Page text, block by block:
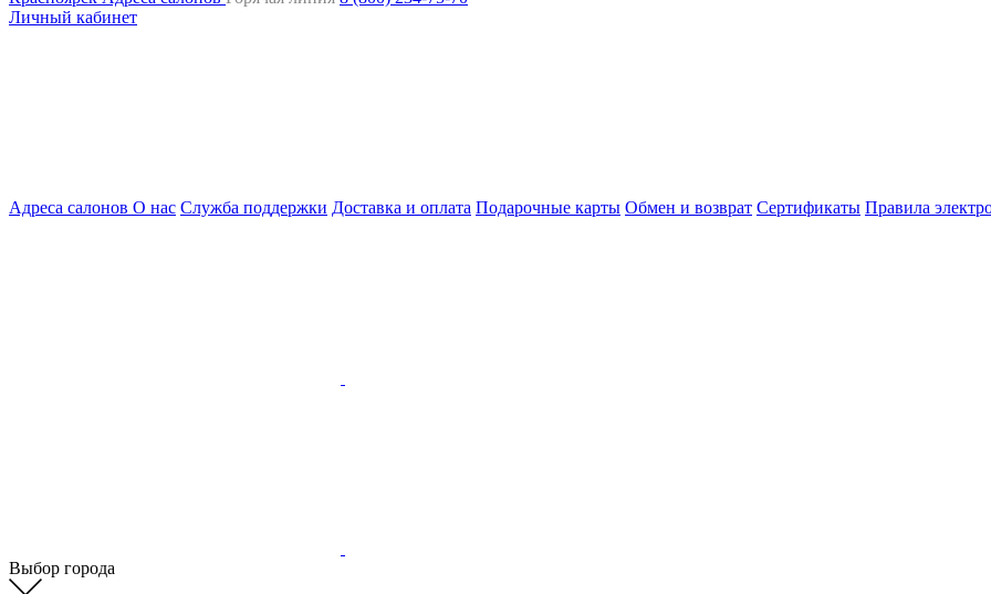
Личный кабинет
Адреса салонов О нас Служба поддержки Доставка и оплата Подарочные карты Обмен и возврат Сертификаты Правила
Выбор города